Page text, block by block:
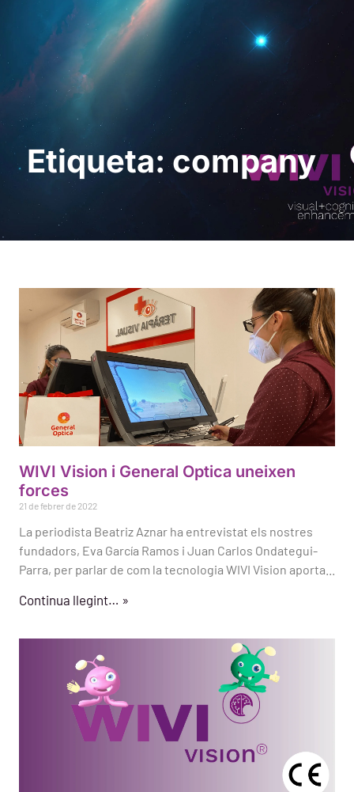
Sol · licita una
demostració
Etiqueta: company
WIVI Vision i General Optica uneixen
forces
21 de febrer de 2022
La periodista Beatriz Aznar ha entrevistat els nostres
fundadors, Eva García Ramos i Juan Carlos Ondategui-
Parra, per parlar de com la tecnologia WIVI Vision aporta...
Continua llegint… »